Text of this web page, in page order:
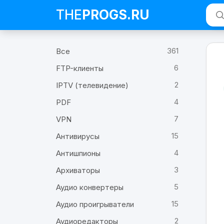
THEPROGS.RU
Все
361
FTP-клиенты
6
IPTV (телевидение)
2
PDF
4
VPN
7
Антивирусы
15
Антишпионы
4
Архиваторы
3
Аудио конвертеры
5
Аудио проигрыватели
15
Аудиоредакторы
2